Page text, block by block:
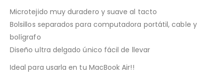
Microtejido muy duradero y suave al tacto
Bolsillos separados para computadora portátil, cable y
bolígrafo
Diseño ultra delgado único fácil de llevar
Ideal para usarla en tu MacBook Air!!